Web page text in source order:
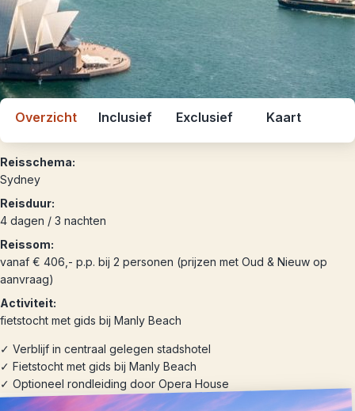
Overzicht Inclusief Exclusief Kaart
Reisschema:
Sydney
Reisduur:
4 dagen / 3 nachten
Reissom:
vanaf € 406,- p.p. bij 2 personen (prijzen met Oud & Nieuw op
aanvraag)
Activiteit:
fietstocht met gids bij Manly Beach
✓ Verblijf in centraal gelegen stadshotel
✓ Fietstocht met gids bij Manly Beach
✓ Optioneel rondleiding door Opera House